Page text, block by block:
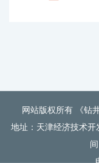
网站版权所有 《钻
地址：天津经济技术
间